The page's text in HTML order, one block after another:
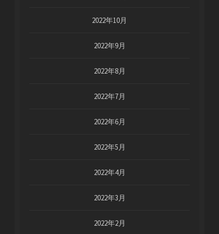
2022年10月
2022年9月
2022年8月
2022年7月
2022年6月
2022年5月
2022年4月
2022年3月
2022年2月